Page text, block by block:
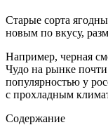
Старые сорта
новым по вкусу,
Например, черная
Чудо на рынке почти
популярностью у
с прохладным
Содержание